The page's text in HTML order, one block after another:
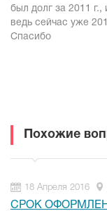
был долг за 2011 г.,
ведь сейчас уже
Спасибо
Похожие
18 Апреля 2016
СРОК